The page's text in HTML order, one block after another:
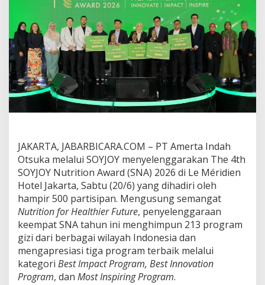
w
a
r
d
2
0
2
6
J
g
k
a
u
9
K
o
t
a
D
o
r
JAKARTA, JABARBICARA.COM – PT Amerta Indah
Otsuka melalui SOYJOY menyelenggarakan The 4th
SOYJOY Nutrition Award (SNA) 2026 di Le Méridien
Hotel Jakarta, Sabtu (20/6) yang dihadiri oleh
hampir 500 partisipan. Mengusung semangat
Nutrition for Healthier Future, penyelenggaraan
keempat SNA tahun ini menghimpun 213 program
gizi dari berbagai wilayah Indonesia dan
mengapresiasi tiga program terbaik melalui
kategori Best Impact Program, Best Innovation
Program, dan Most Inspiring Program.